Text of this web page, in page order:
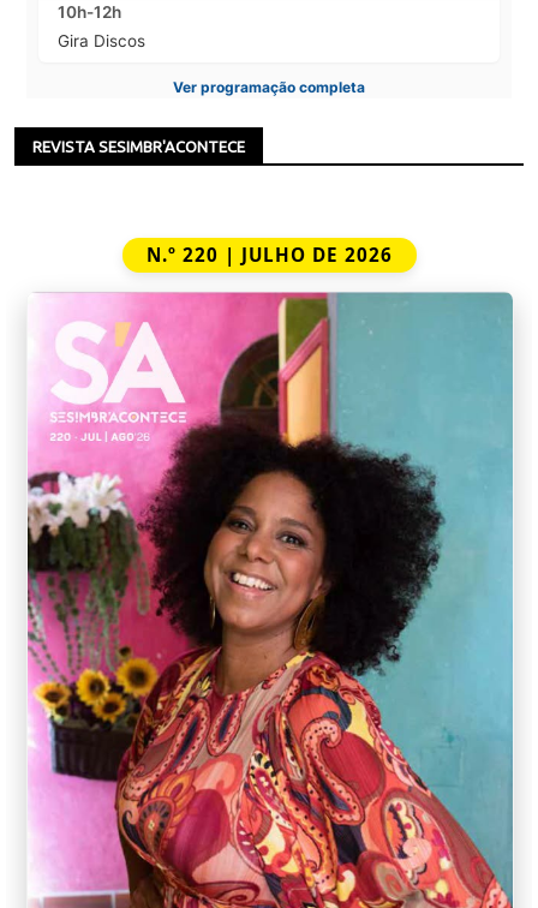
10h-12h
Gira Discos
Ver programação completa
REVISTA SESIMBR'ACONTECE
N.º 220 | JULHO DE 2026